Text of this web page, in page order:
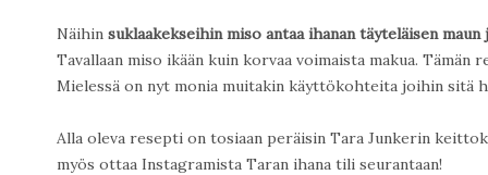
Näihin suklaakekseihin miso antaa ihanan täyteläisen
Tavallaan miso ikään kuin korvaa voimaista makua.
Mielessä on nyt monia muitakin käyttökohteita joihin sitä
Alla oleva resepti on tosiaan peräisin Tara Junkerin
myös ottaa Instagramista Taran ihana tili seurantaan!